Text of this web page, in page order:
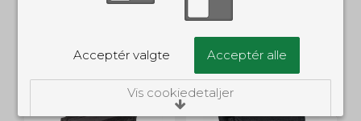
ALTERNATIVE PRODUKTER
TILBUD
Acceptér valgte Acceptér alle
Vis cookiedetaljer